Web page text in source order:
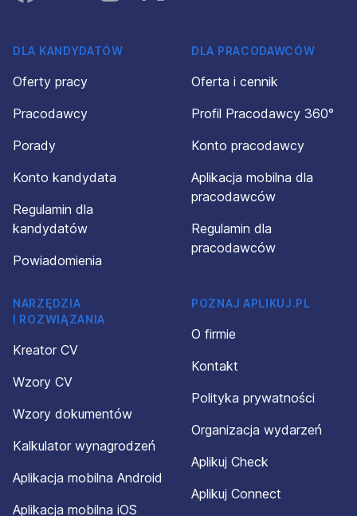
DLA KANDYDATÓW
Oferty pracy
Pracodawcy
Porady
Konto kandydata
Regulamin dla
kandydatów
Powiadomienia
DLA PRACODAWCÓW
Oferta i cennik
Profil Pracodawcy 360°
Konto pracodawcy
Aplikacja mobilna dla
pracodawców
Regulamin dla
pracodawców
NARZĘDZIA
I ROZWIĄZANIA
Kreator CV
Wzory CV
Wzory dokumentów
Kalkulator wynagrodzeń
Aplikacja mobilna Android
Aplikacja mobilna iOS
POZNAJ APLIKUJ.PL
O firmie
Kontakt
Polityka prywatności
Organizacja wydarzeń
Aplikuj Check
Aplikuj Connect